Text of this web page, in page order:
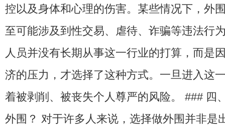
控以及身体和心理的伤害。某些情况下，外
至可能涉及到性交易、虐待、诈骗等违法行
人员并没有长期从事这一行业的打算，而是
济的压力，才选择了这种方式。一旦进入这
着被剥削、被丧失个人尊严的风险。 ### 四
外围？ 对于许多人来说，选择做外围并非是